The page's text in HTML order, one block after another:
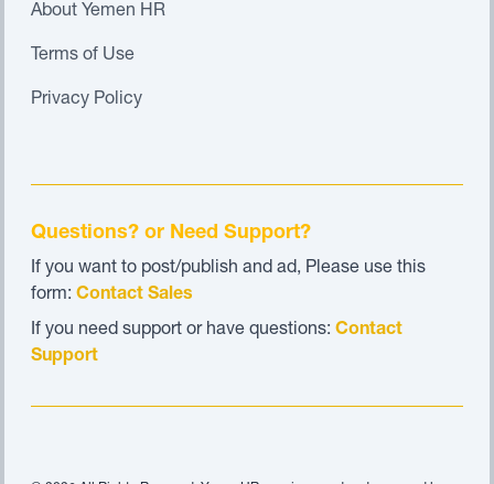
About Yemen HR
Terms of Use
Privacy Policy
Questions? or Need Support?
If you want to post/publish and ad, Please use this
form: Contact Sales
If you need support or have questions: Contact
Support